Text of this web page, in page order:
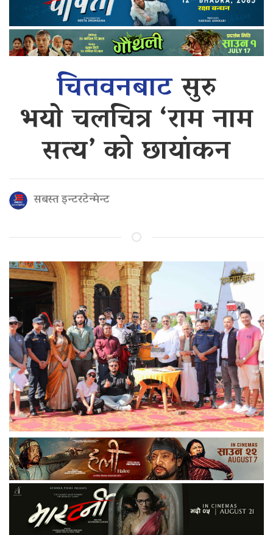
चितवनबाटसुरु
भयो चलचित्र ‘राम नाम
सत्य’ को छायांकन
सबस्त इन्टरटेन्मेन्ट